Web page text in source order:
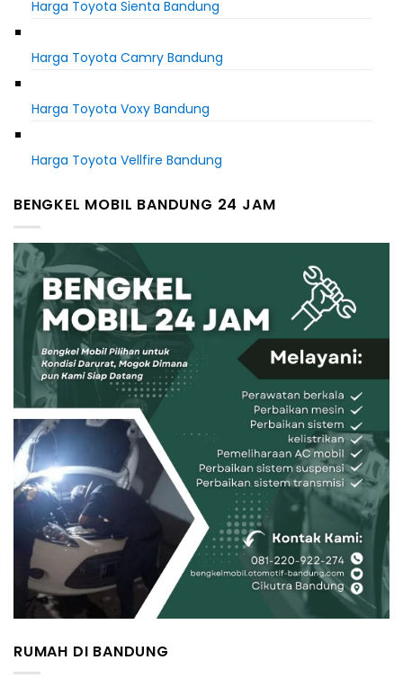
Harga Toyota Sienta Bandung
Harga Toyota Camry Bandung
Harga Toyota Voxy Bandung
Harga Toyota Vellfire Bandung
BENGKEL MOBIL BANDUNG 24 JAM
RUMAH DI BANDUNG